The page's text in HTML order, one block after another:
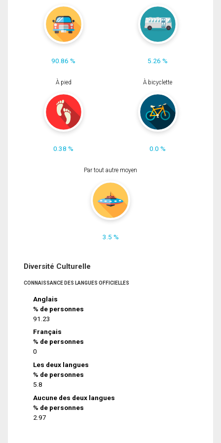
90.86 % 5.26 %
À pied
0.38 %
À bicyclette
0.0 %
Par tout autre moyen
3.5 %
Diversité Culturelle
CONNAISSANCE DES LANGUES OFFICIELLES
Anglais
% de personnes
91.23
Français
% de personnes
0
Les deux langues
% de personnes
5.8
Aucune des deux langues
% de personnes
2.97